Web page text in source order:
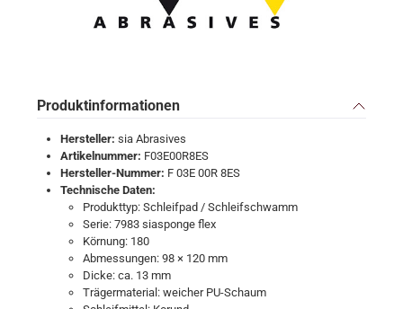
Produktinformationen
Hersteller: sia Abrasives
Artikelnummer: F03E00R8ES
Hersteller-Nummer: F 03E 00R 8ES
Technische Daten:
Produkttyp: Schleifpad / Schleifschwamm
Serie: 7983 siasponge flex
Körnung: 180
Abmessungen: 98 × 120 mm
Dicke: ca. 13 mm
Trägermaterial: weicher PU-Schaum